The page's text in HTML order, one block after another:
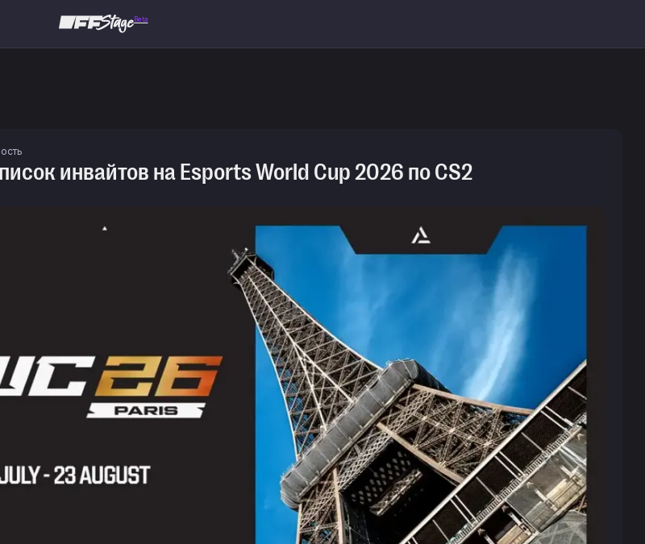
Beta
инвайтов на Esports World Cup 2026 по CS2